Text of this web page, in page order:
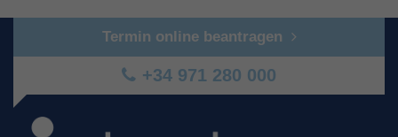
Termin online beantragen
+34 971 280 000